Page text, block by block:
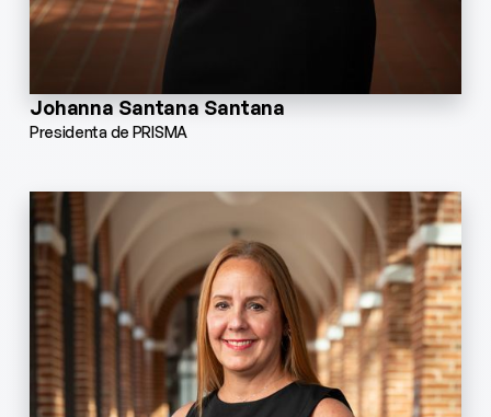
Johanna Santana Santana
Presidenta de PRISMA